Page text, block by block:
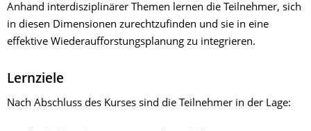
Anhand interdisziplinärer Themen lernen die Teilnehmer, sich
in diesen Dimensionen zurechtzufinden und sie in eine
effektive Wiederaufforstungsplanung zu integrieren.
Lernziele
Nach Abschluss des Kurses sind die Teilnehmer in der Lage: